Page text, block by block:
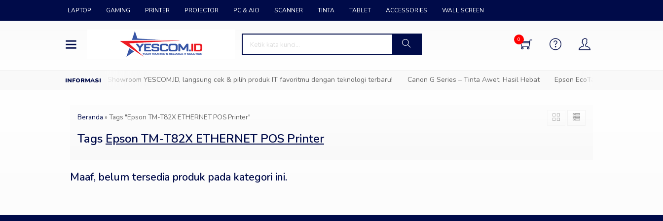
LAPTOP GAMING PRINTER PROJECTOR PC & AIO SCANNER TINTA TABLET ACCESSORIES WALL SCREEN
0
Datang ke Showroom YESCOM.ID, langsung cek & pilih produk IT favoritmu dengan teknologi terbaru! Canon G Series – Tinta Awet, Hasil Hebat Epson EcoTank – Solusi cetak
Beranda » Tags "Epson TM-T82X ETHERNET POS Printer"
Tags Epson TM-T82X ETHERNET POS Printer
Maaf, belum tersedia produk pada kategori ini.